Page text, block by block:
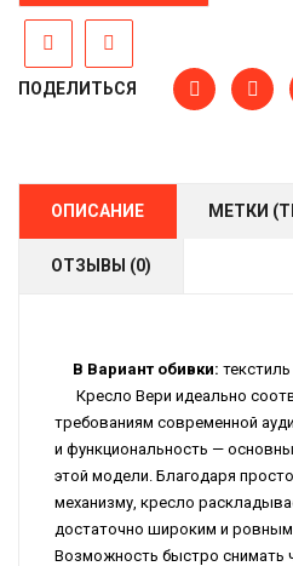
ПОДЕЛИТЬСЯ
ОПИСАНИЕ МЕТКИ
ОТЗЫВЫ (0)
В Вариант обивки: текстиль
Кресло Вери идеально
требованиям современной
и функциональность —
этой модели. Благодаря
механизму, кресло
достаточно широким и
Возможность быстро снимать